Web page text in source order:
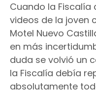
Cuando la Fiscalía
videos de la joven
Motel Nuevo
en más
duda se volvió un
la Fiscalía debía
absolutamente